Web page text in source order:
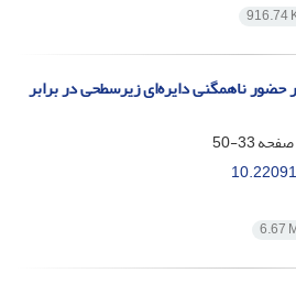
916.74
ناهمگنی‌ دایره‌ای زیرسطحی در برابر
33-50
6.67